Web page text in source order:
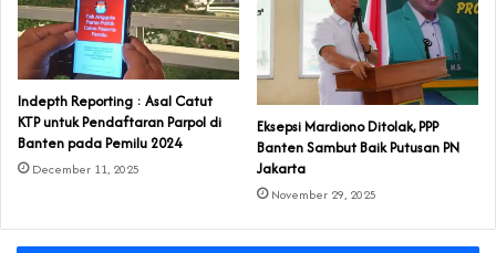
Indepth Reporting : Asal Catut
KTP untuk Pendaftaran Parpol di
Banten pada Pemilu 2024
December 11, 2025
Eksepsi Mardiono Ditolak, PPP
Banten Sambut Baik Putusan PN
Jakarta
November 29, 2025